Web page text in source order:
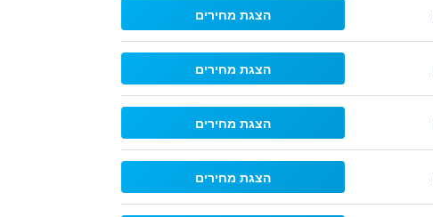
הצגת מחירים
הצגת מחירים
הצגת מחירים
הצגת מחירים